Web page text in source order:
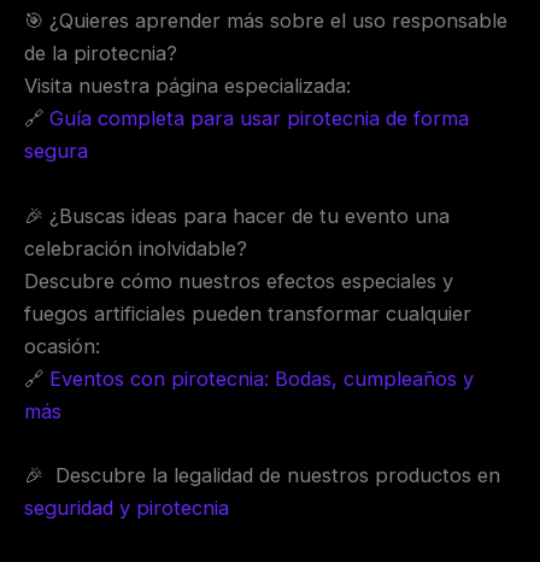
🎯 ¿Quieres aprender más sobre el uso responsable
de la pirotecnia?
Visita nuestra página especializada:
🔗 Guía completa para usar pirotecnia de forma
segura
🎉 ¿Buscas ideas para hacer de tu evento una
celebración inolvidable?
Descubre cómo nuestros efectos especiales y
fuegos artificiales pueden transformar cualquier
ocasión:
🔗 Eventos con pirotecnia: Bodas, cumpleaños y
más
🎉 Descubre la legalidad de nuestros productos en
seguridad y pirotecnia